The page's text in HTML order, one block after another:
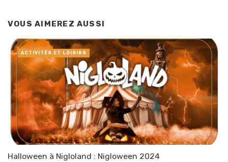
VOUS AIMEREZ AUSSI
Halloween à Nigloland : Nigloween 2024
ACTIVITÉS ET LOISIRS